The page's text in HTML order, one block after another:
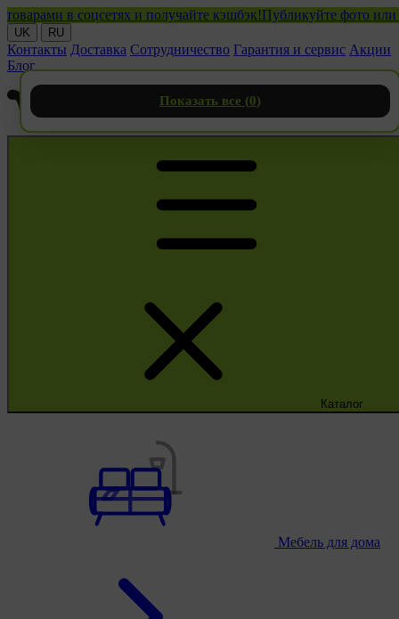
в соцсетях и получайте кэшбэк!Публикуйте фото или
UK RU
Контакты Доставка Сотрудничество Гарантия и сервис Акции
Блог
Каталог
Мебель для дома
Показать все (0)